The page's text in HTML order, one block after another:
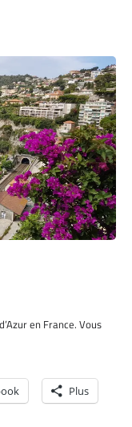
en France. Vous
Plus